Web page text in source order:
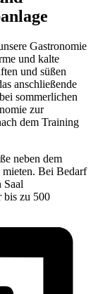
Gastronomie
und kalte
und süßen
anschließende
sommerlichen
zur
dem Training
neben dem
mieten. Bei Bedarf
Saal
bis zu 500